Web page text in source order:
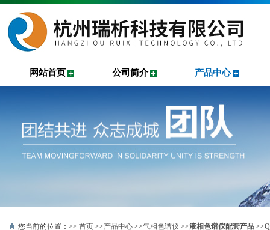
网站首页 公司简介 产品中心
您当前的位置：>> 首页 >>产品中心 >>气相色谱仪 >>液相色谱仪配套产品